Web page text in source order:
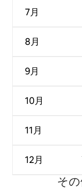
7月
8月
9月
10月
11月
12月
そ